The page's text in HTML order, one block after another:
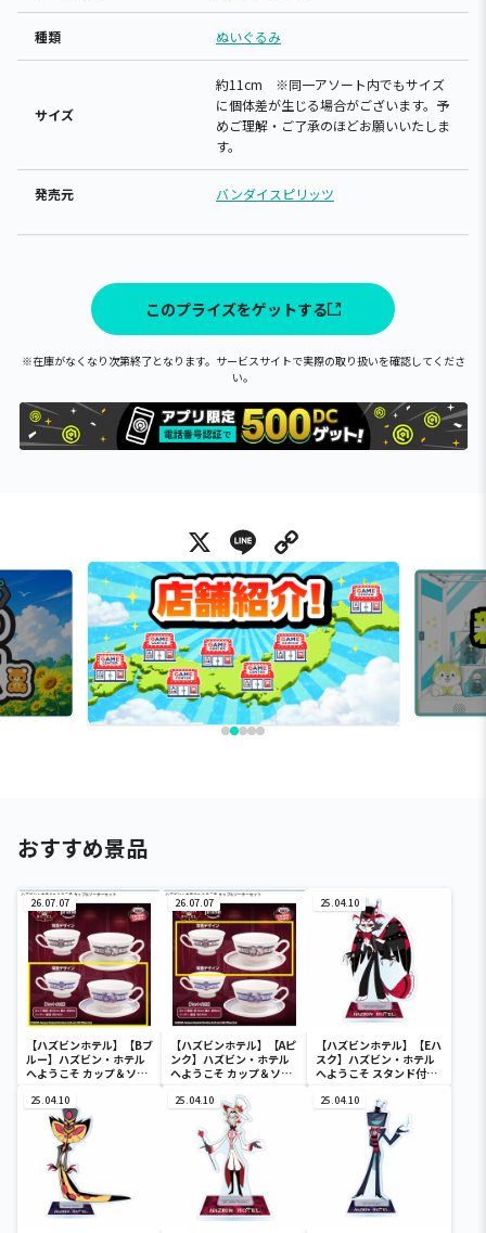
種類 ぬいぐるみ
サイズ
約11cm ※同一アソート内でもサイズ
に個体差が生じる場合がございます。予
めご理解・ご了承のほどお願いいたしま
す。
発売元 バンダイスピリッツ
このプライズをゲットする
※在庫がなくなり次第終了となります。サービスサイトで実際の取り扱いを確認してくださ
い。
X Line
おすすめ景品
26.07.07
【ハズビンホテル】【Bブ
ルー】ハズビン・ホテル
へようこそ カップ＆ソー
26.07.07
【ハズビンホテル】【Aピ
ンク】ハズビン・ホテル
へようこそ カップ＆ソー
25.04.10
【ハズビンホテル】【Eハ
スク】ハズビン・ホテル
へようこそ スタンド付き
25.04.10 25.04.10 25.04.10